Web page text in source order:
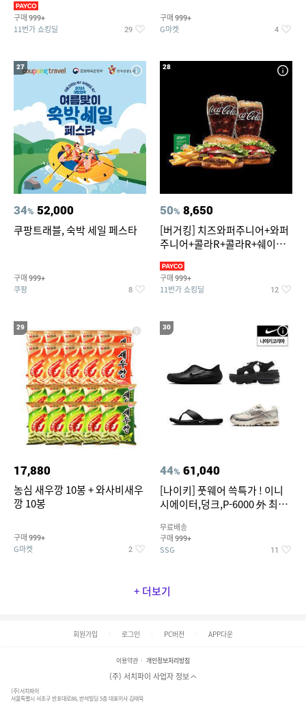
구매 999+
11번가 쇼킹딜 29
구매 999+
G마켓 4
27
34% 52,000
쿠팡트래블, 숙박 세일 페스타
구매 999+
쿠팡 8
28
50% 8,650
[버거킹] 치즈와퍼주니어+와퍼
주니어+콜라R+콜라R+쉐이킹
구매 999+
11번가 쇼킹딜 12
29
17,880
농심 새우깡 10봉 + 와사비새우
깡 10봉
구매 999+
G마켓 2
30
44% 61,040
[나이키] 풋웨어 쓱특가 ! 이니
시에이터,덩크,P-6000 外 최대
무료배송
구매 999+
SSG 11
+ 더보기
회원가입 로그인 PC버전 APP다운
이용약관 개인정보처리방침
(주) 서치파이 사업자 정보
(주)서치파이
서울특별시 서초구 반포대로88, 반석빌딩 5층 대표이사 김태묵